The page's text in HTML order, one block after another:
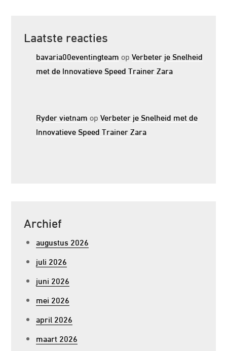
Laatste reacties
bavaria00eventingteam opVerbeter je Snelheid
met de Innovatieve Speed Trainer Zara
Ryder vietnam opVerbeter je Snelheid met de
Innovatieve Speed Trainer Zara
Archief
augustus 2026
juli 2026
juni 2026
mei 2026
april 2026
maart 2026